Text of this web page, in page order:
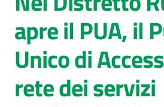
Servizi
Luoghi
di
cura
apre il PUA, il
Unico di
rete dei servizi